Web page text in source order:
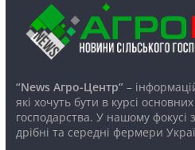
“News Агро-Центр”–
які хочуть бути в курсі
господарства. У нашому фокусі
дрібні та середні фермери